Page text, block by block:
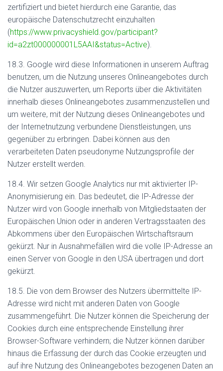
zertifiziert und bietet hierdurch eine Garantie, das
europäische Datenschutzrecht einzuhalten
(https://www.privacyshield.gov/participant?
id=a2zt000000001L5AAI&status=Active).
18.3. Google wird diese Informationen in unserem Auftrag
benutzen, um die Nutzung unseres Onlineangebotes durch
die Nutzer auszuwerten, um Reports über die Aktivitäten
innerhalb dieses Onlineangebotes zusammenzustellen und
um weitere, mit der Nutzung dieses Onlineangebotes und
der Internetnutzung verbundene Dienstleistungen, uns
gegenüber zu erbringen. Dabei können aus den
verarbeiteten Daten pseudonyme Nutzungsprofile der
Nutzer erstellt werden.
18.4. Wir setzen Google Analytics nur mit aktivierter IP-
Anonymisierung ein. Das bedeutet, die IP-Adresse der
Nutzer wird von Google innerhalb von Mitgliedstaaten der
Europäischen Union oder in anderen Vertragsstaaten des
Abkommens über den Europäischen Wirtschaftsraum
gekürzt. Nur in Ausnahmefällen wird die volle IP-Adresse an
einen Server von Google in den USA übertragen und dort
gekürzt.
18.5. Die von dem Browser des Nutzers übermittelte IP-
Adresse wird nicht mit anderen Daten von Google
zusammengeführt. Die Nutzer können die Speicherung der
Cookies durch eine entsprechende Einstellung ihrer
Browser-Software verhindern; die Nutzer können darüber
hinaus die Erfassung der durch das Cookie erzeugten und
auf ihre Nutzung des Onlineangebotes bezogenen Daten an